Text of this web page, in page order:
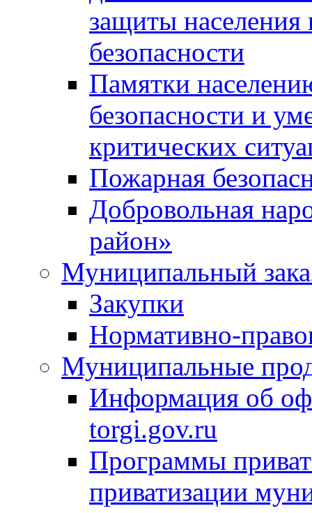
защиты
безопасности
Памятки
безопасности и
критических
Пожарная
Добровольная
район»
Муниципальный
Закупки
Нормативно-
Муниципальные
Информация об
torgi.gov.ru
Программы
приватизации